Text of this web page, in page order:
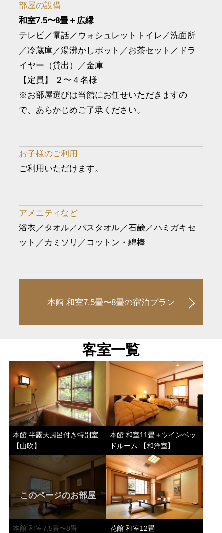
部屋の設備
和室7.5〜8畳＋広縁
テレビ／電話／ウォシュレットトイレ／洗面所
／冷蔵庫／湯沸かしポット／お茶セット／ドラ
イヤー（貸出）／金庫
【定員】 ２〜４名様
※お部屋選びは当館にお任せいただきますの
で、あらかじめご了承ください。
お子様のご利用
ご利用いただけます。
アメニティなど
浴衣／タオル／バスタオル／石鹸／ハミガキセ
ット／カミソリ／コットン・綿棒
本館 和室7.5畳〜8畳の宿泊プラン
客室一覧
本館 半露天風呂付き特別室
【山吹】
本館 和室11畳＋ツインベッ
ドルーム 【和洋室】
本館 和室7.5畳〜8畳
このページのお部屋
花館 和室12畳